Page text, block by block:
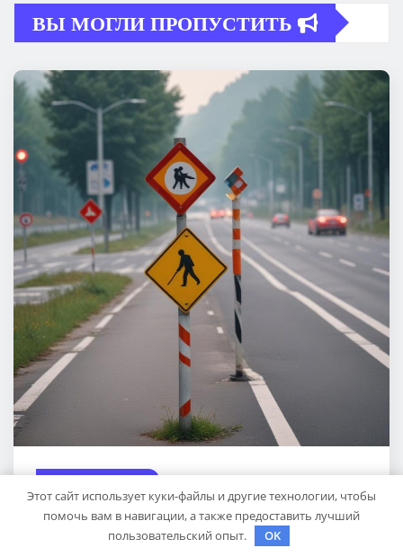
ВЫ МОГЛИ ПРОПУСТИТЬ
КУДА ПОЕХАТЬ
Опоры для дорожных знаков: виды
столбов и стоек, материалы и
Этот сайт использует куки-файлы и другие технологии, чтобы
помочь вам в навигации, а также предоставить лучший
пользовательский опыт.
OK